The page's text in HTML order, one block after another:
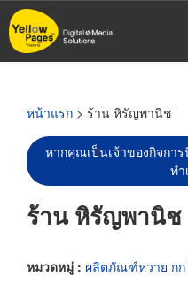
ข้าม
ไป
หน้าแรก > ร้าน หิรัญพานิช
หากคุณเป็นเจ้าของกิจกา
ทำ
ร้าน หิรัญพานิช
หมวดหมู่ : ผลิตภัณฑ์หวาย กก